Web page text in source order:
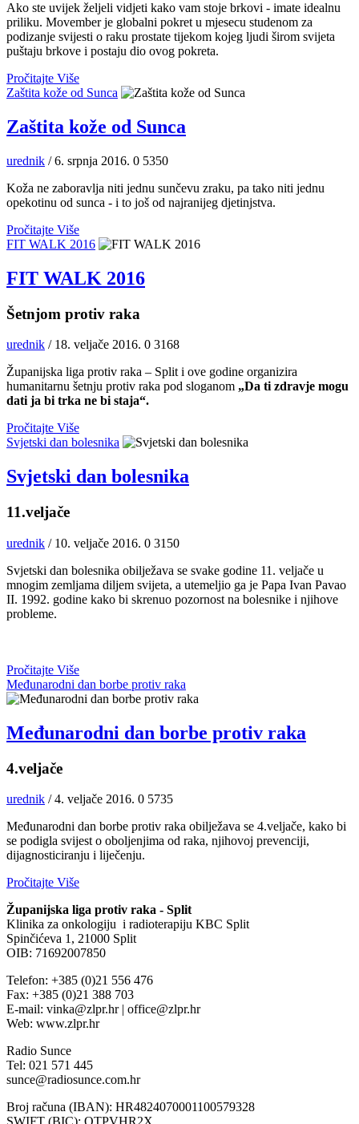
Ako ste uvijek željeli vidjeti kako vam stoje brkovi - imate idealnu
priliku. Movember je globalni pokret u mjesecu studenom za
podizanje svijesti o raku prostate tijekom kojeg ljudi širom svijeta
puštaju brkove i postaju dio ovog pokreta.
Pročitajte Više
Zaštita kože od Sunca
Zaštita kože od Sunca
urednik / 6. srpnja 2016. 0 5350
Koža ne zaboravlja niti jednu sunčevu zraku, pa tako niti jednu
opekotinu od sunca - i to još od najranijeg djetinjstva.
Pročitajte Više
FIT WALK 2016
FIT WALK 2016
Šetnjom protiv raka
urednik / 18. veljače 2016. 0 3168
Županijska liga protiv raka – Split i ove godine organizira
humanitarnu šetnju protiv raka pod sloganom „Da ti zdravje mogu
dati ja bi trka ne bi staja“.
Pročitajte Više
Svjetski dan bolesnika
Svjetski dan bolesnika
11.veljače
urednik / 10. veljače 2016. 0 3150
Svjetski dan bolesnika obilježava se svake godine 11. veljače u
mnogim zemljama diljem svijeta, a utemeljio ga je Papa Ivan Pavao
II. 1992. godine kako bi skrenuo pozornost na bolesnike i njihove
probleme.
Pročitajte Više
Međunarodni dan borbe protiv raka
Međunarodni dan borbe protiv raka
4.veljače
urednik / 4. veljače 2016. 0 5735
Međunarodni dan borbe protiv raka obilježava se 4.veljače, kako bi
se podigla svijest o oboljenjima od raka, njihovoj prevenciji,
dijagnosticiranju i liječenju.
Pročitajte Više
Županijska liga protiv raka - Split
Klinika za onkologiju i radioterapiju KBC Split
Spinčićeva 1, 21000 Split
OIB: 71692007850
Telefon: +385 (0)21 556 476
Fax: +385 (0)21 388 703
E-mail: vinka@zlpr.hr | office@zlpr.hr
Web: www.zlpr.hr
Radio Sunce
Tel: 021 571 445
sunce@radiosunce.com.hr
Broj računa (IBAN): HR4824070001100579328